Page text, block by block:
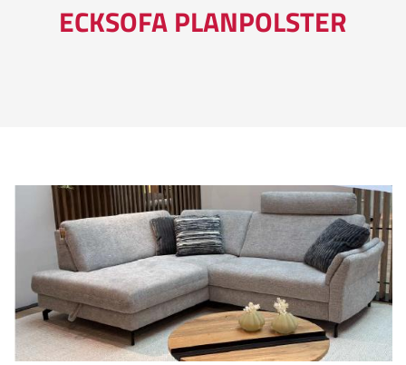
ECKSOFA PLANPOLSTER